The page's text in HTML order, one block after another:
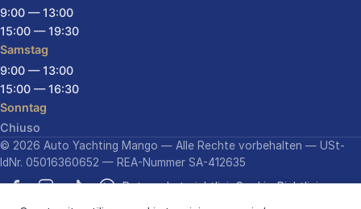
9:00 — 13:00
15:00 — 19:30
Samstag
9:00 — 13:00
15:00 — 16:30
Sonntag
Chiuso
© 2026 Auto Yachting Mango — Alle Rechte vorbehalten — USt-
IdNr. 05016360652 — REA-Nummer SA-412635
DatenschutzrichtlinieCookie-Richtlinie